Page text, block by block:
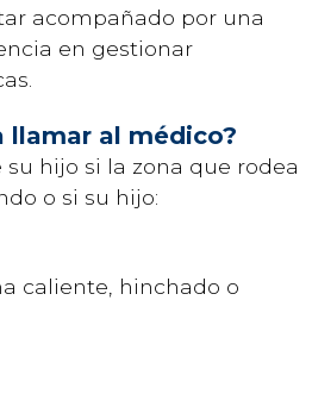
acompañado por una
en gestionar
llamar al médico?
hijo si la zona que rodea
o si su hijo:
caliente, hinchado o